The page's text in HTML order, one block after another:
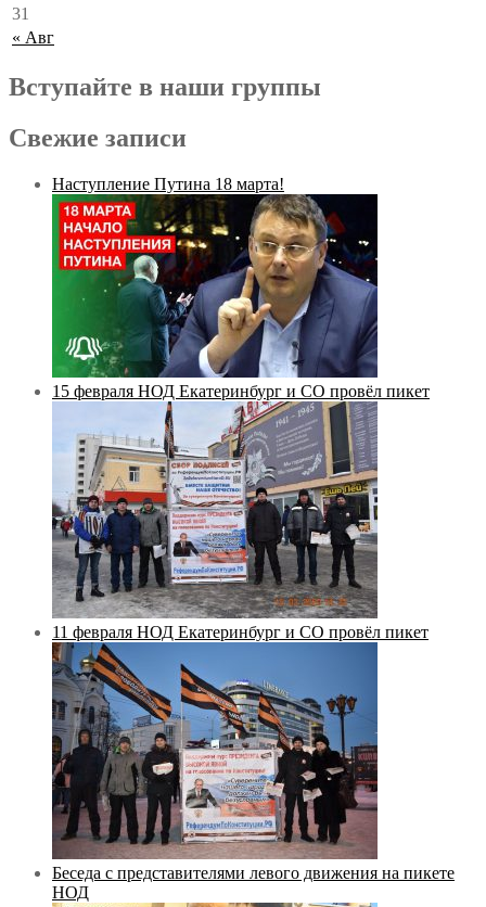
« Авг
31
Вступайте в наши группы
Свежие записи
Наступление Путина 18 марта!
15 февраля НОД Екатеринбург и СО провёл пикет
11 февраля НОД Екатеринбург и СО провёл пикет
Беседа с представителями левого движения на пикете
НОД